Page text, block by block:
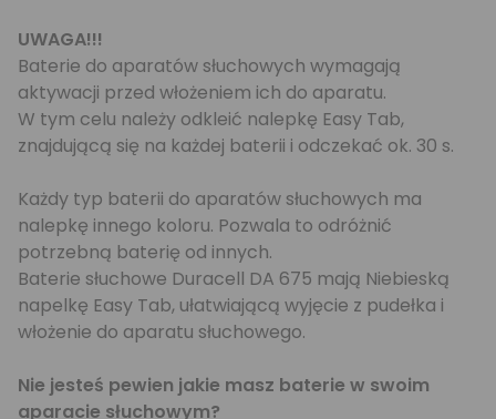
UWAGA!!!
Baterie do aparatów słuchowych wymagają
aktywacji przed włożeniem ich do aparatu.
W tym celu należy odkleić nalepkę Easy Tab,
znajdującą się na każdej baterii i odczekać ok. 30 s.
Każdy typ baterii do aparatów słuchowych ma
nalepkę innego koloru. Pozwala to odróżnić
potrzebną baterię od innych.
Baterie słuchowe Duracell DA 675 mają Niebieską
napelkę Easy Tab, ułatwiającą wyjęcie z pudełka i
włożenie do aparatu słuchowego.
Nie jesteś pewien jakie masz baterie w swoim
aparacie słuchowym?